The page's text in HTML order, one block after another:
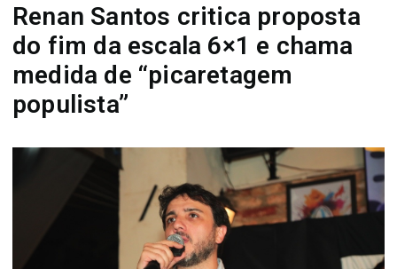
Renan Santos critica proposta
do fim da escala 6×1 e chama
medida de “picaretagem
populista”